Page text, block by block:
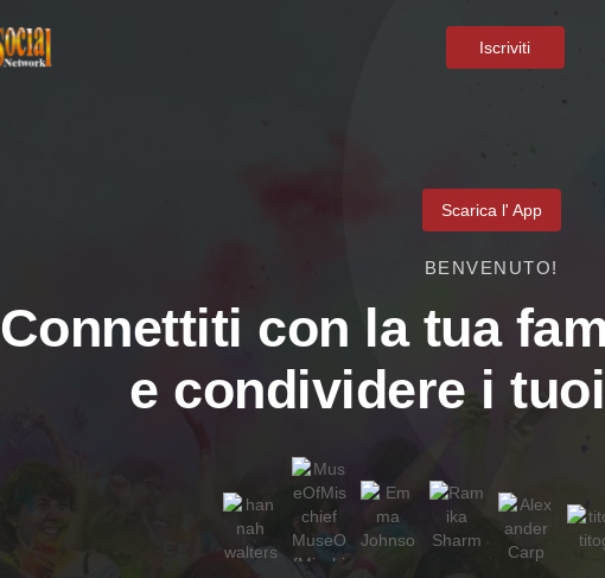
Iscriviti
Scarica l' App
BENVENUTO!
Connettiti con la tua
e condividere i